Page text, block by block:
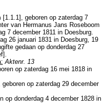
[1.1.1 ], geboren op zaterdag 7
van Hermanus Jans Roseboom
7 december 1811 in Doesburg.
26 januari 1831 in Doesburg, 19
gedaan op donderdag 27
].
Aktenr. 13
op zaterdag 16 mei 1818 in
, geboren op zaterdag 29 december
op donderdag 4 december 1828 in